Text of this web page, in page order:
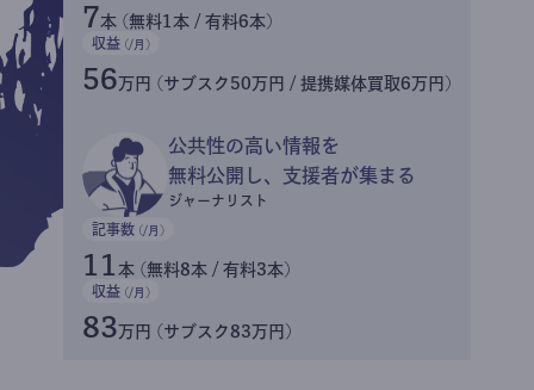
7本 (無料1本 / 有料6本)
収益 (/月)
56万円 (サブスク50万円 / 提携媒体買取6万円)
公共性の高い情報を
無料公開し、支援者が集まる
ジャーナリスト
記事数 (/月)
11 本 (無料8本 / 有料3本)
収益 (/月)
83万円 (サブスク83万円)